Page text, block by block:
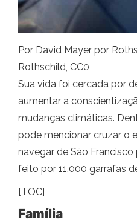
Por David Mayer por
Rothschild, CC0
Sua vida foi cercada por
aumentar a
mudanças climáticas.
pode mencionar cruzar o
navegar de São
feito por 11.000 garrafas
[TOC]
Família